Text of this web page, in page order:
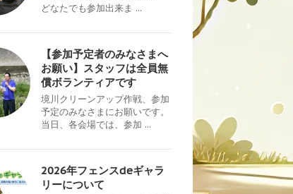
どなたでも参加出来ま ...
【参加予定者のみなさまへ
お願い】スタッフは全員無
償ボランティアです
境川クリーンアップ作戦、参加
予定のみなさまにお願いです。
当日、各会場では、参加 ...
2026年フェンスdeギャラ
リーについて